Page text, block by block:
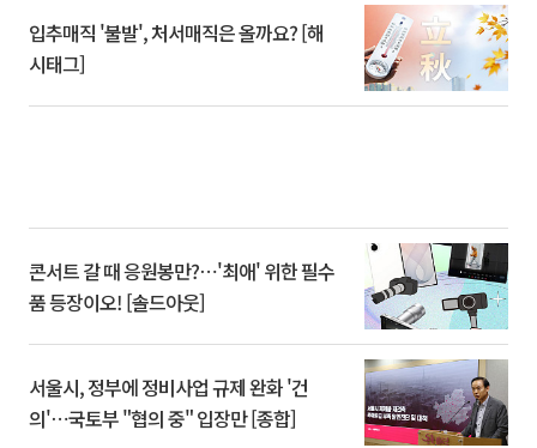
입추매직 '불발', 처서매직은 올까요? [해
시태그]
콘서트 갈 때 응원봉만?⋯'최애' 위한 필수
품 등장이오! [솔드아웃]
서울시, 정부에 정비사업 규제 완화 '건
의'⋯국토부 "협의 중" 입장만 [종합]